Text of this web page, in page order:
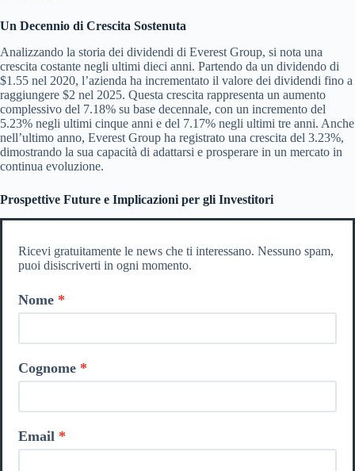
Un Decennio di Crescita Sostenuta
Analizzando la storia dei dividendi di Everest Group, si nota una
crescita costante negli ultimi dieci anni. Partendo da un dividendo di
$1.55 nel 2020, l’azienda ha incrementato il valore dei dividendi fino a
raggiungere $2 nel 2025. Questa crescita rappresenta un aumento
complessivo del 7.18% su base decennale, con un incremento del
5.23% negli ultimi cinque anni e del 7.17% negli ultimi tre anni. Anche
nell’ultimo anno, Everest Group ha registrato una crescita del 3.23%,
dimostrando la sua capacità di adattarsi e prosperare in un mercato in
continua evoluzione.
Prospettive Future e Implicazioni per gli Investitori
Ricevi gratuitamente le news che ti interessano. Nessuno spam,
puoi disiscriverti in ogni momento.
Nome
Cognome
Email